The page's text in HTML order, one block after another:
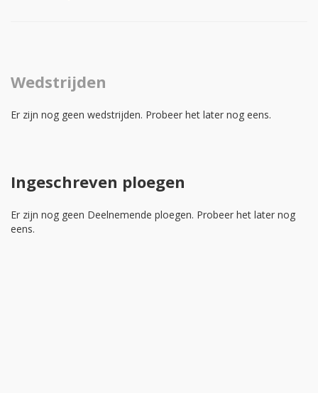
Wedstrijden
Er zijn nog geen wedstrijden. Probeer het later nog eens.
Ingeschreven ploegen
Er zijn nog geen Deelnemende ploegen. Probeer het later nog
eens.